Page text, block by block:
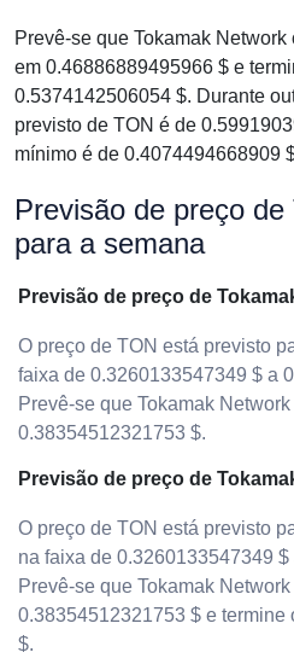
Prevê-se que Tokamak
em 0.46886889495966 $ e
0.5374142506054 $. Durante
previsto de TON é de
mínimo é de 0.4074494668909
Previsão de preço
para a semana
Previsão de preço de
O preço de TON está previsto
faixa de 0.3260133547349 $ a
Prevê-se que Tokamak
0.38354512321753 $.
Previsão de preço de
O preço de TON está previsto
na faixa de 0.3260133547349
Prevê-se que Tokamak
0.38354512321753 $ e termine
$.